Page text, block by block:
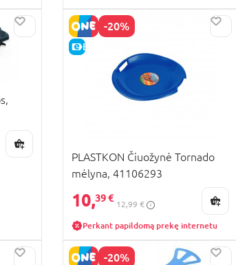
-20%
E-KAINA
PLASTKON Čiuožynė Tornado
mėlyna, 41106293
10,39 €
12,99 €
Perkant papildomą prekę internetu
-20%